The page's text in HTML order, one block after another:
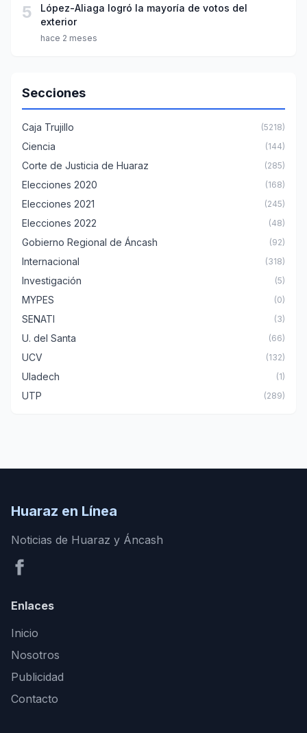
5
López-Aliaga logró la mayoría de votos del
exterior
hace 2 meses
Secciones
Caja Trujillo (5218)
Ciencia (144)
Corte de Justicia de Huaraz (285)
Elecciones 2020 (168)
Elecciones 2021 (245)
Elecciones 2022 (48)
Gobierno Regional de Áncash (92)
Internacional (318)
Investigación (5)
MYPES (0)
SENATI (3)
U. del Santa (66)
UCV (132)
Uladech (1)
UTP (289)
Huaraz en Línea
Noticias de Huaraz y Áncash
Enlaces
Inicio
Nosotros
Publicidad
Contacto